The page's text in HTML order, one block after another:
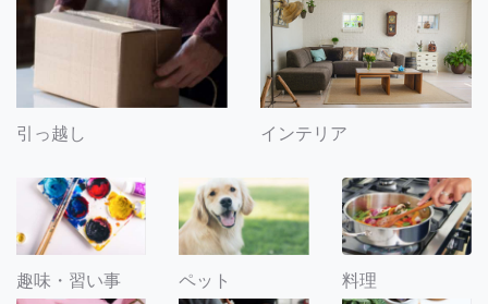
引っ越し インテリア
趣味・習い事 ペット 料理